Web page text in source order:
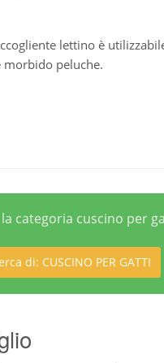
lettino è
peluche.
categoria cuscino per
di: CUSCINO PER GATTI